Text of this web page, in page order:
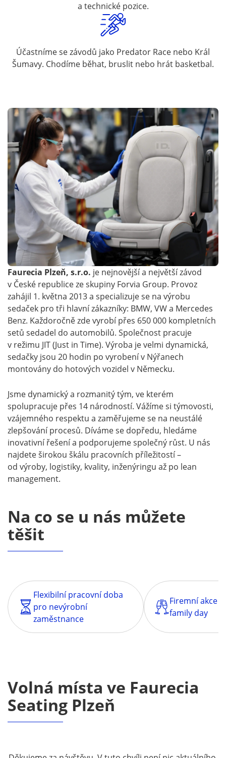
a technické pozice.
Účastníme se závodů jako Predator Race nebo Král
Šumavy. Chodíme běhat, bruslit nebo hrát basketbal.
Faurecia Plzeň, s.r.o. je nejnovější a největší závod
v České republice ze skupiny Forvia Group. Provoz
zahájil 1. května 2013 a specializuje se na výrobu
sedaček pro tři hlavní zákazníky: BMW, VW a Mercedes
Benz. Každoročně zde vyrobí přes 650 000 kompletních
setů sedadel do automobilů. Společnost pracuje
v režimu JIT (Just in Time). Výroba je velmi dynamická,
sedačky jsou 20 hodin po vyrobení v Nýřanech
montovány do hotových vozidel v Německu.
Jsme dynamický a rozmanitý tým, ve kterém
spolupracuje přes 14 národností. Vážíme si týmovosti,
vzájemného respektu a zaměřujeme se na neustálé
zlepšování procesů. Díváme se dopředu, hledáme
inovativní řešení a podporujeme společný růst. U nás
najdete širokou škálu pracovních příležitostí –
od výroby, logistiky, kvality, inženýringu až po lean
management.
Na co se u nás můžete
těšit
Flexibilní pracovní doba
pro nevýrobní
zaměstnance
Firemní akce
family day
Volná místa ve Faurecia
Seating Plzeň